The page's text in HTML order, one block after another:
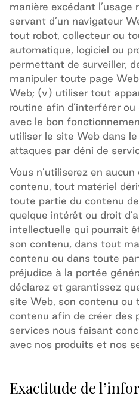
manière excédant l’usage
servant d’un navigateur
tout robot, collecteur ou
automatique, logiciel ou
permettant de surveiller,
manipuler toute page
Web; (v) utiliser tout
routine afin d’interférer
avec le bon
utiliser le site Web dans
attaques par déni de
Vous n’utiliserez en
contenu, tout matériel
toute partie du contenu
quelque intérêt ou droit
intellectuelle qui pourrait
son contenu, dans tout
contenu ou dans toute
préjudice à la portée
déclarez et garantissez
site Web, son contenu ou
contenu afin de créer des
services nous faisant
avec nos produits et nos
Exactitude de